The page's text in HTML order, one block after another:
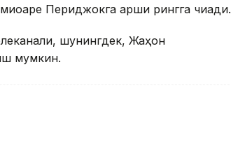
Периджокга қарши рингга чиқади.
шунингдек, Жаҳон
мумкин.